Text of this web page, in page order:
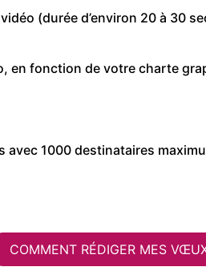
(durée d’environ 20 à 30
en fonction de votre charte
avec 1000 destinataires
COMMENT RÉDIGER MES